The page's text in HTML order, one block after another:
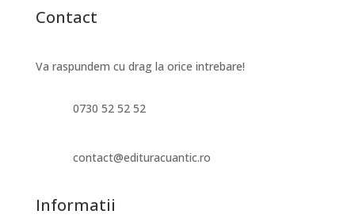
Contact
Va raspundem cu drag la orice intrebare!
0730 52 52 52
contact@edituracuantic.ro
Informatii